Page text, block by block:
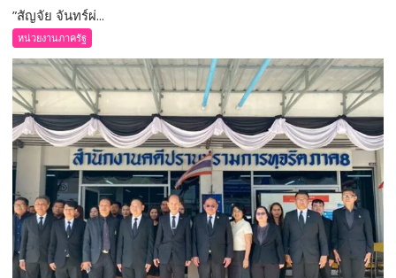
”สัญจัย จันทร์ผ่...
หน่วยงานภาครัฐ